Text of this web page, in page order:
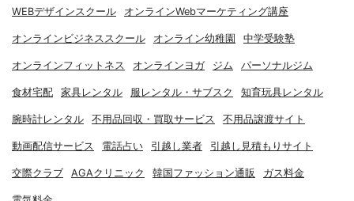
WEBデザインスクール オンラインWebマーケティング講座
オンラインビジネススクール オンライン幼稚園 中学受験塾
オンラインフィットネス オンラインヨガ ジム パーソナルジム
食材宅配 家具レンタル 服レンタル・サブスク 知育玩具レンタル
腕時計レンタル 不用品回収・買取サービス 不用品譲渡サイト
動画配信サービス 電話占い 引越し業者 引越し見積もりサイト
交際クラブ AGAクリニック 韓国ファッション通販 ガス料金